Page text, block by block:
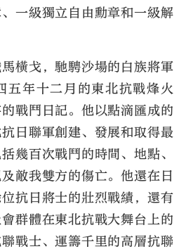
一級獨立自由勳章和一級解
橫戈，馳騁沙場的白族將軍
五年十二月的東北抗戰烽火
戰鬥日記。他以點滴匯成的
日聯軍創建、發展和取得最
幾百次戰鬥的時間、地點、
敵我雙方的傷亡。他還在日
抗日將士的壯烈戰績，還有
群體在東北抗戰大舞台上的
戰士、運籌千里的高層抗聯